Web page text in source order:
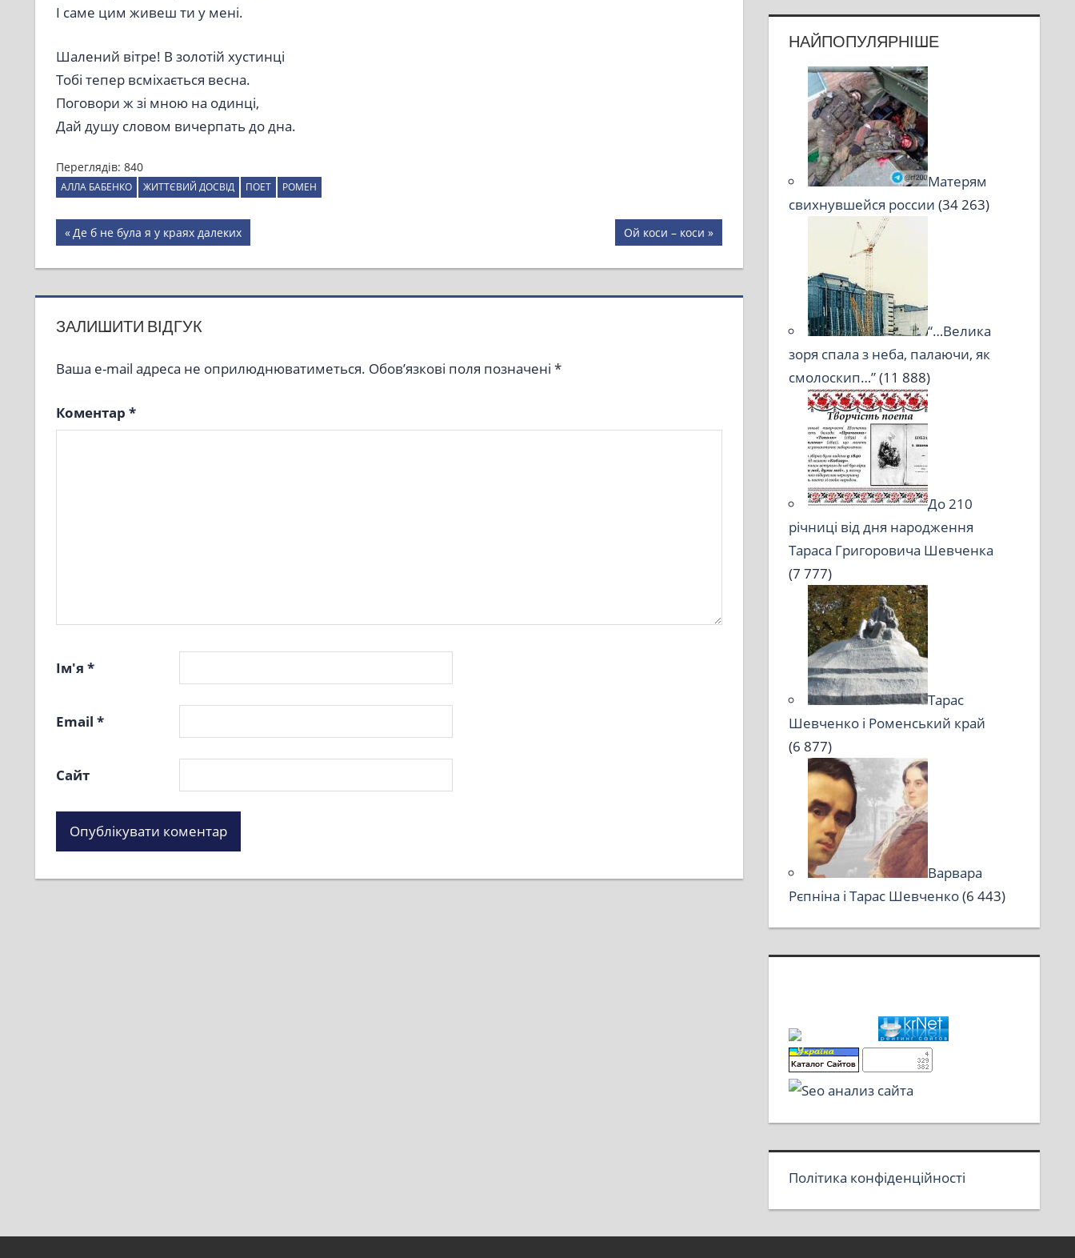
І саме цим живеш ти у мені.
Шалений вітре! В золотій хустинці
Тобі тепер всміхається весна.
Поговори ж зі мною на одинці,
Дай душу словом вичерпать до дна.
Переглядів: 840
АЛЛА БАБЕНКО ЖИТТЄВИЙ ДОСВІД ПОЕТ РОМЕН
Навігація
записів
Previous
Post:
Де б не була я у краях далеких
Next
Post:
Ой коси – коси
ЗАЛИШИТИ ВІДГУК
Ваша e-mail адреса не оприлюднюватиметься. Обов’язкові поля позначені *
Коментар *
Ім'я *
Email *
Сайт
НАЙПОПУЛЯРНІШЕ
Матерям
свихнувшейся россии (34 263)
“…Велика
зоря спала з неба, палаючи, як
смолоскип…”(11 888)
До 210
річниці від дня народження
Тараса Григоровича Шевченка
(7 777)
Тарас
Шевченко і Роменський край
(6 877)
Варвара
Рєпніна і Тарас Шевченко(6 443)
Політика конфіденційності